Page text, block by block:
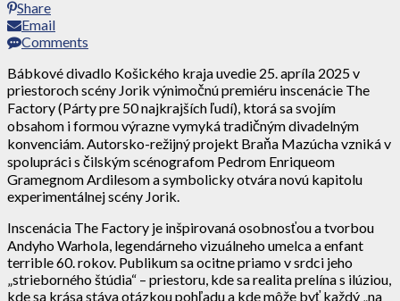
Share
Email
Comments
Bábkové divadlo Košického kraja uvedie 25. apríla 2025 v
priestoroch scény Jorik výnimočnú premiéru inscenácie The
Factory (Párty pre 50 najkrajších ľudí), ktorá sa svojím
obsahom i formou výrazne vymyká tradičným divadelným
konvenciám. Autorsko-režijný projekt Braňa Mazúcha vzniká v
spolupráci s čilským scénografom Pedrom Enriqueom
Gramegnom Ardilesom a symbolicky otvára novú kapitolu
experimentálnej scény Jorik.
Inscenácia The Factory je inšpirovaná osobnosťou a tvorbou
Andyho Warhola, legendárneho vizuálneho umelca a enfant
terrible 60. rokov. Publikum sa ocitne priamo v srdci jeho
„strieborného štúdia“ – priestoru, kde sa realita prelína s ilúziou,
kde sa krása stáva otázkou pohľadu a kde môže byť každý „na